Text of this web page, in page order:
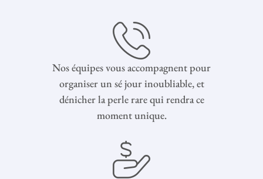
Nos équipes vous accompagnent pour
organiser un sé jour inoubliable, et
dénicher la perle rare qui rendra ce
moment unique.